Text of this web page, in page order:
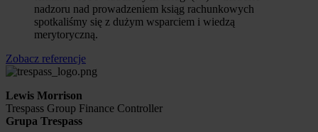
nadzoru nad prowadzeniem ksiąg rachunkowych
spotkaliśmy się z dużym wsparciem i wiedzą
merytoryczną.
Zobacz referencje
Lewis Morrison
Trespass Group Finance Controller
Grupa Trespass